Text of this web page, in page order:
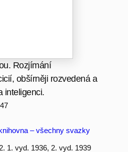
Rozjímání
obšírněji rozvedená a
inteligenci.
– všechny svazky
1. vyd. 1936, 2. vyd. 1939